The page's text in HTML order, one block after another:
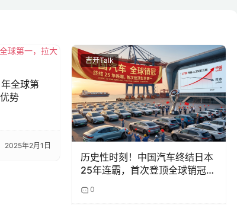
全球第
势
2025年2月1日
吉开Talk
历史性时刻！中国汽车终结日本
25年连霸，首次登顶全球销冠宝
0